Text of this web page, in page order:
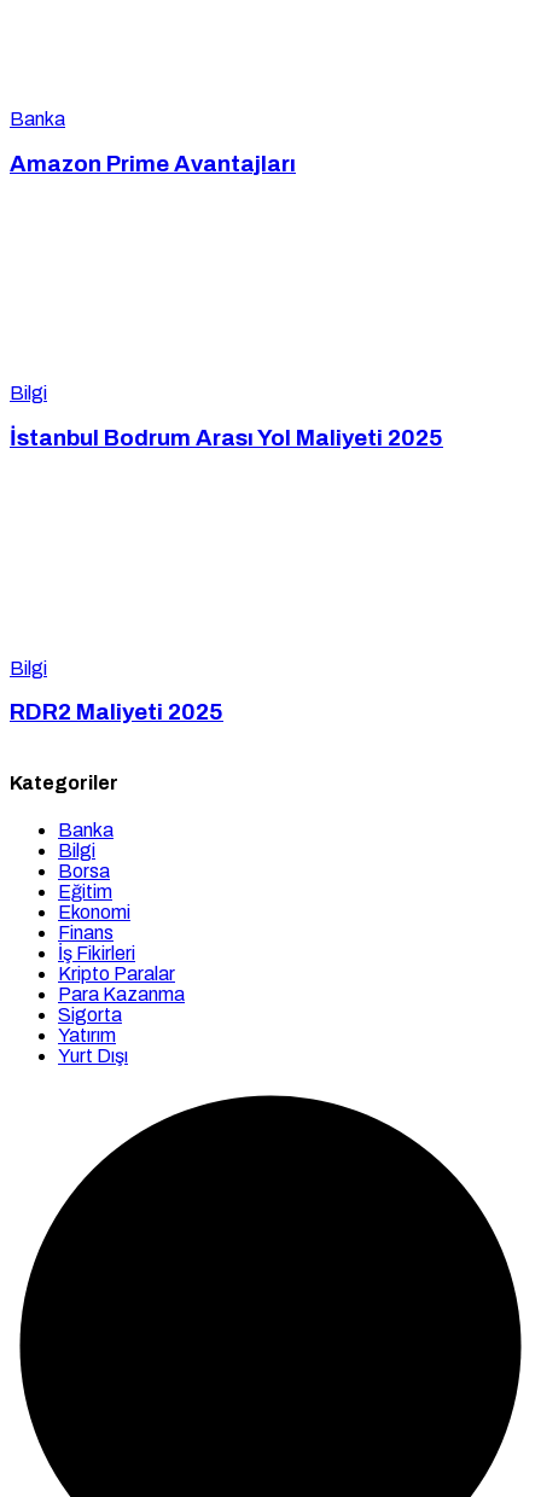
Banka
Amazon Prime Avantajları
Bilgi
İstanbul Bodrum Arası Yol Maliyeti 2025
Bilgi
RDR2 Maliyeti 2025
Kategoriler
Banka
Bilgi
Borsa
Eğitim
Ekonomi
Finans
İş Fikirleri
Kripto Paralar
Para Kazanma
Sigorta
Yatırım
Yurt Dışı